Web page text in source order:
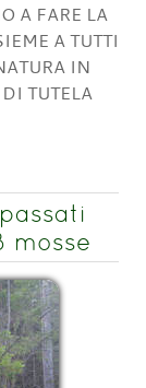
A FARE LA
A TUTTI
IN
TUTELA
mosse